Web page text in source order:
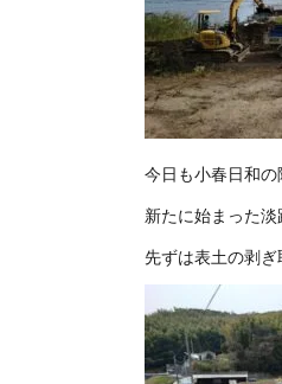
今日も小春日和
新たに始まった
先ずは表土の剥